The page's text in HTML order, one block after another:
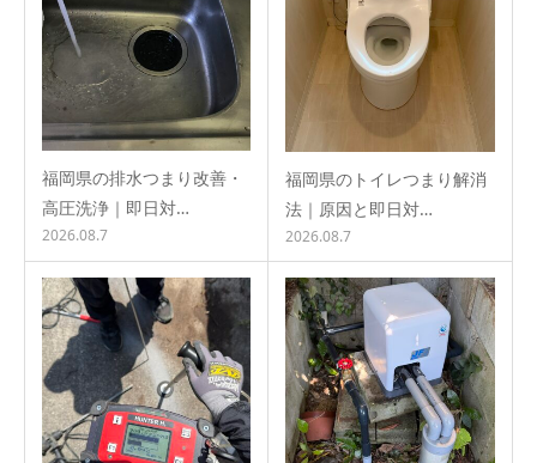
福岡県の排水つまり改善・
高圧洗浄｜即日対…
2026.08.7
福岡県のトイレつまり解消
法｜原因と即日対…
2026.08.7